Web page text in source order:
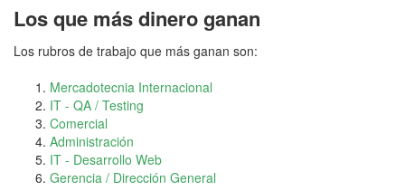
Los que más dinero ganan
Los rubros de trabajo que más ganan son:
Mercadotecnia Internacional
IT - QA / Testing
Comercial
Administración
IT - Desarrollo Web
Gerencia / Dirección General